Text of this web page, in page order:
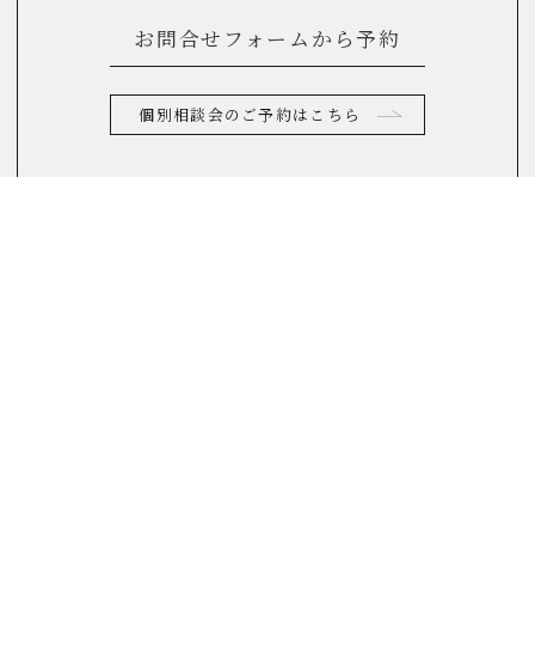
お問合せフォームから予約
個別相談会のご予約はこちら